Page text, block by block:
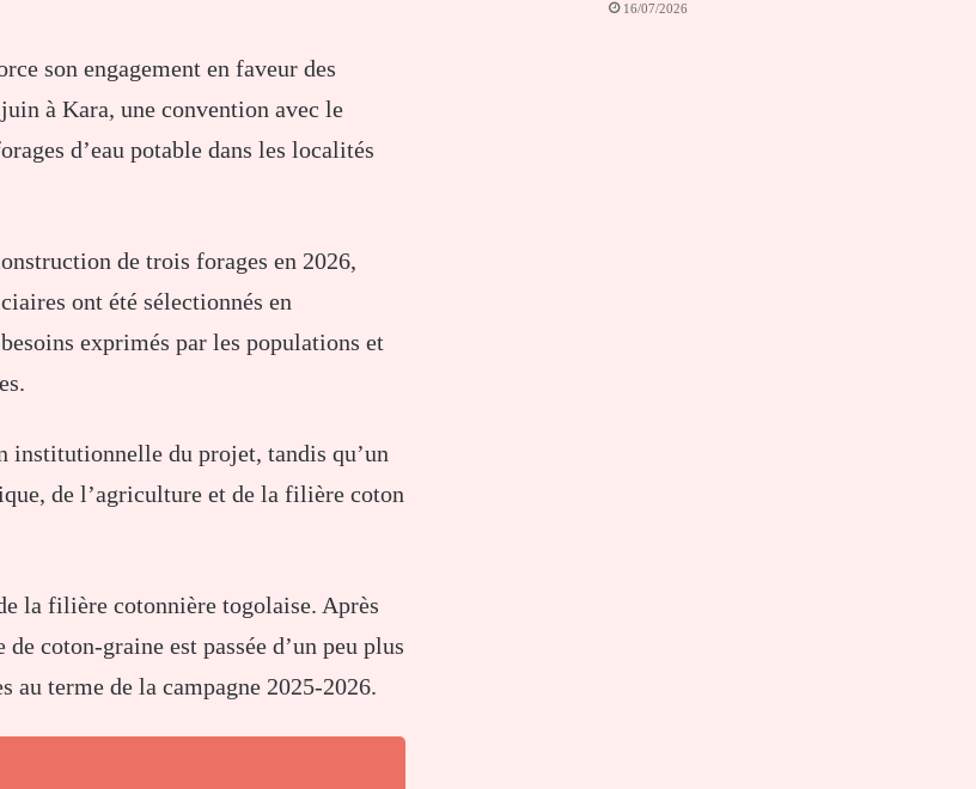
son engagement en faveur des
à Kara, une convention avec le
d’eau potable dans les localités
de trois forages en 2026,
ont été sélectionnés en
exprimés par les populations et
institutionnelle du projet, tandis qu’un
de l’agriculture et de la filière coton
la filière cotonnière togolaise. Après
coton-graine est passée d’un peu plus
au terme de la campagne 2025-2026.
16/07/2026